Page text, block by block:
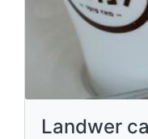
Landwer